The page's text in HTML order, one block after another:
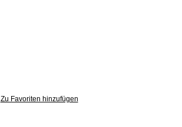
Zu Favoriten hinzufügen